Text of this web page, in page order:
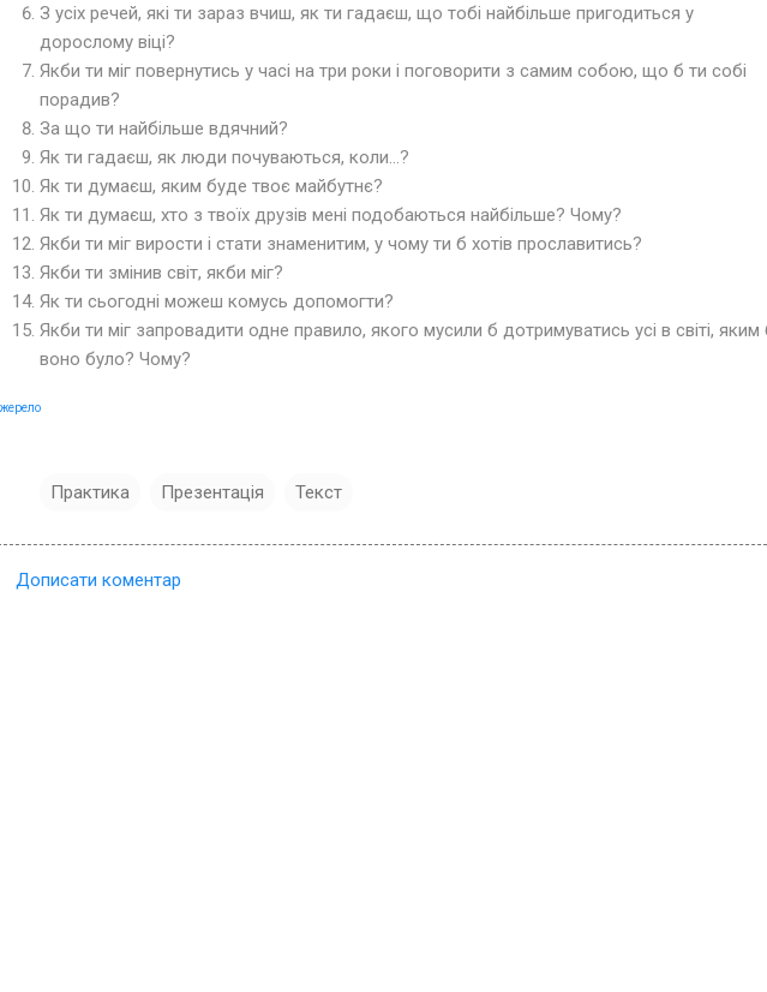
З усіх речей, які ти зараз вчиш, як ти гадаєш, що тобі найбільше пригодиться у
дорослому віці?
Якби ти міг повернутись у часі на три роки і поговорити з самим собою, що б ти собі
порадив?
За що ти найбільше вдячний?
Як ти гадаєш, як люди почуваються, коли…?
Як ти думаєш, яким буде твоє майбутнє?
Як ти думаєш, хто з твоїх друзів мені подобаються найбільше? Чому?
Якби ти міг вирости і стати знаменитим, у чому ти б хотів прославитись?
Якби ти змінив світ, якби міг?
Як ти сьогодні можеш комусь допомогти?
Якби ти міг запровадити одне правило, якого мусили б дотримуватись усі в світі, яким
воно було? Чому?
Практика Презентація Текст
Дописати коментар